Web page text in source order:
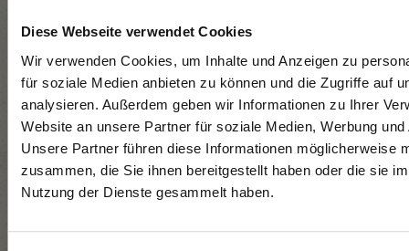
Diese Webseite verwendet Cookies
Wir verwenden Cookies, um Inhalte und Anzeigen zu
für soziale Medien anbieten zu können und die Zugriffe auf
analysieren. Außerdem geben wir Informationen zu Ihrer
Website an unsere Partner für soziale Medien, Werbung
Unsere Partner führen diese Informationen möglicherweise
zusammen, die Sie ihnen bereitgestellt haben oder die sie
Nutzung der Dienste gesammelt haben.
BEREITUNG
Geerntet Ende
September